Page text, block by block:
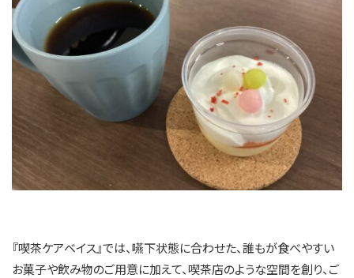
『喫茶ケアベイス』では、嚥下状態に合わせた、誰もが食べやすい
お菓子や飲み物のご用意に加えて、喫茶店のような空間を創り、ご